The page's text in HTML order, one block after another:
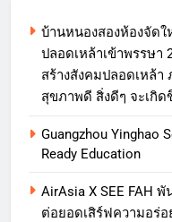
บ้านหนองสองห้องจัดใ
ปลอดเหล้าเข้าพรรษา
สร้างสังคมปลอดเหล้า
สุขภาพดี สิ่งดีๆ จะเกิด
Guangzhou Yinghao
Ready Education
AirAsia X SEE FAH
ต่อยอดเสิร์ฟความอร่